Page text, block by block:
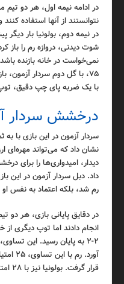
در ادامه نیمه اول، هر دو تیم
شوت دیدنی، دروازه رم را باز
نمی‌خواست در خانه بازنده
۷۵، با گل دوم سردار آزمون،
با یک ضربه پای چپ دقیق، توپ
درخشش سردار
سردار آزمون در این بازی با
نشان داد که می‌تواند مهره‌ای
دیدار، امیدواری‌ها را برای
داد. دبل سردار آزمون در این
رم شد، بلکه اعتماد به نفس
در دقایق پایانی بازی، هر دو
انجام دادند اما توپ دیگری از
۲-۲ به پایان رسید. این
آورد.
قرار گرفت. بولونیا نیز با ۲۸ امتیاز، در رده چهارم جدول جای دارد.